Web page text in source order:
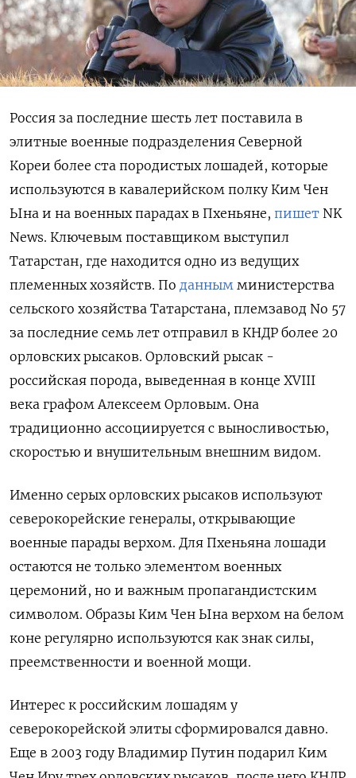
Россия за последние шесть лет поставила в
элитные военные подразделения Северной
Кореи более ста породистых лошадей, которые
используются в кавалерийском полку Ким Чен
Ына и на военных парадах в Пхеньяне, пишет NK
News. Ключевым поставщиком выступил
Татарстан, где находится одно из ведущих
племенных хозяйств. По данным министерства
сельского хозяйства Татарстана, племзавод No 57
за последние семь лет отправил в КНДР более 20
орловских рысаков. Орловский рысак -
российская порода, выведенная в конце XVIII
века графом Алексеем Орловым. Она
традиционно ассоциируется с выносливостью,
скоростью и внушительным внешним видом.
Именно серых орловских рысаков используют
северокорейские генералы, открывающие
военные парады верхом. Для Пхеньяна лошади
остаются не только элементом военных
церемоний, но и важным пропагандистским
символом. Образы Ким Чен Ына верхом на белом
коне регулярно используются как знак силы,
преемственности и военной мощи.
Интерес к российским лошадям у
северокорейской элиты сформировался давно.
Еще в 2003 году Владимир Путин подарил Ким